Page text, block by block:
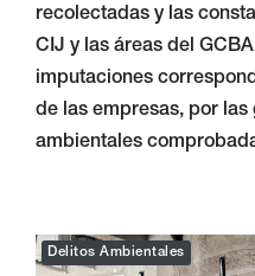
recolectadas y las
CIJ y las áreas del
imputaciones
de las empresas, por
ambientales
Delitos Ambientales